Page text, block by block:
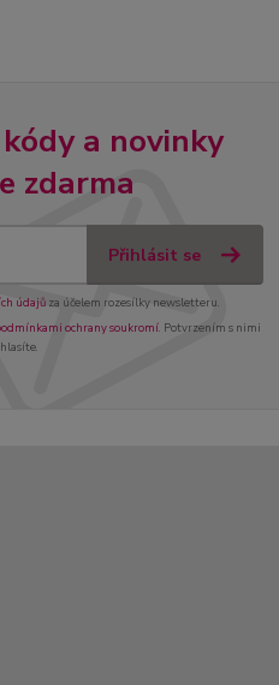
a novinky
zdarma
Přihlásit se
údajůza účelem rozesílky newsletteru.
ochrany soukromí. Potvrzením s nimi